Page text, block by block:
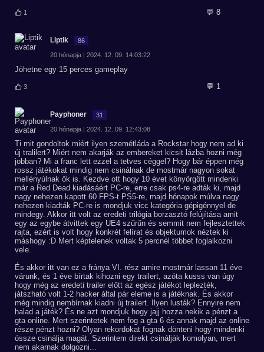
1 💬 8
Liptik 86
20 hónapja | 2024. 12. 09. 14:03:22
Jöhetne egy 15 perces gameplay
3 💬 1
Payphoner 31
20 hónapja | 2024. 12. 09. 12:43:08
Ti mit gondoltok miért ilyen szemétláda a Rockstar hogy nem ad ki
új tralilert? Miért nem akarják az embereket kicsit lázba hozni még
jobban? Mi a franc lett ezzel a tetves céggel? Hogy bár éppen még
rossz játékokat mindig nem csinálnak de mostmár nagyon sokat
mellényúlnak ők is. Kezdve ott hogy 10 évet könyörgött mindenki
már a Red Dead kiadásáért PC-re, erre csak ps4-re adták ki, majd
nagy nehezen kapott 60 FPS-t PS5-re, majd hónapok múlva nagy
nehezen kiadták PC-re is mondjuk vicc kategória gépigénnyel de
mindegy. Akkor itt volt az eredeti trilógia borzasztó felújítása amit
egy az egybe átvittek egy UE4 szűrűn és semmit nem fejlesztettek
rajta, ezért is volt hogy konkrét felírat és objektumok néztek ki
máshogy :D Mert képtelenek voltak 5 percnél többet foglalkozni
vele.
És akkor itt van ez a fránya VI. rész amire mostmár lassan 11 éve
várunk, és 1 éve bírtak kihozni egy trailert, azóta kusss van úgy
hogy még az eredeti trailer előtt az egész játékot leplezték,
játszható volt 1-2 hacker által pár eleme is a játéknak. És akkor
még mindig nembírnak kiadni új trailert. Ilyen lusták? Ennyire nem
halad a játék? És ne azt mondjuk hogy jajj hozza nekik a pénzt a
gta online. Mert szerintetek nem fog a gta 6 és annak majd az online
része pénzt hozni? Olyan rekordokat fognak dönteni hogy mindenki
össze csinálja magát. Szerintem direkt csinálják komolyan, mert
nem akarnak dolgozni...